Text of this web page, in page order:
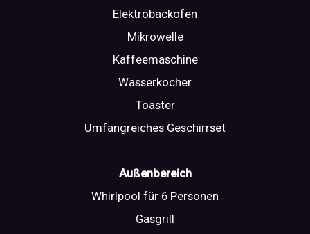
Elektrobackofen
Mikrowelle
Kaffeemaschine
Wasserkocher
Toaster
Umfangreiches Geschirrset
Außenbereich
Whirlpool für 6 Personen
Gasgrill